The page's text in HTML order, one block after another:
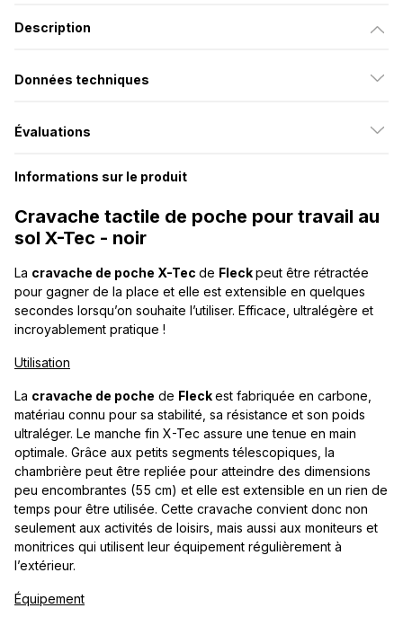
Description
Données techniques
Évaluations
Informations sur le produit
Cravache tactile de poche pour travail au
sol X-Tec - noir
La cravache de poche X-Tec de Fleckpeut être rétractée
pour gagner de la place et elle est extensible en quelques
secondes lorsqu’on souhaite l’utiliser. Efficace, ultralégère et
incroyablement pratique !
Utilisation
La cravache de poche de Fleckest fabriquée en carbone,
matériau connu pour sa stabilité, sa résistance et son poids
ultraléger. Le manche fin X-Tec assure une tenue en main
optimale. Grâce aux petits segments télescopiques, la
chambrière peut être repliée pour atteindre des dimensions
peu encombrantes (55 cm) et elle est extensible en un rien de
temps pour être utilisée. Cette cravache convient donc non
seulement aux activités de loisirs, mais aussi aux moniteurs et
monitrices qui utilisent leur équipement régulièrement à
l’extérieur.
Équipement